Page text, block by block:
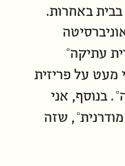
באחרות.
עתיקה
מעט על פריזית
. בנוסף, אני
מודרנית , שזה